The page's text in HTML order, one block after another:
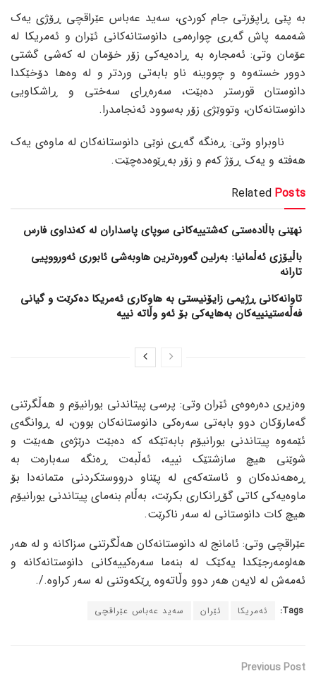
بە پێی ڕاپۆرتی جام کوردی، سەید عەباس عێراقچی ڕۆژی یەک
شەممە پاش گەڕی چوارەمی دانوستانەکانی ئێران و ئەمریکا لە
عۆمان وتی: ئەمجارە بە ڕادەیەکی زۆر خۆمان لە کەشی گشتی
دوور خستەوە و چووینە ناو بابەتی وردتر و لە وەها دۆخێکدا
دانوستان قورستر دەبێت، سەرەڕای سەختی و ڕاشکاویی
دانوستانەکان، وتووێژی زۆر بەسوود ئەنجامدرا.
ناوبراو وتی: ڕەنگە گەڕی نوێی دانوستانەکان لە ماوەی یەک
هەفتە و یەک ڕۆژ کەم و زۆر بەڕێوەدەچێت.
Related Posts
نهێنی باڵادەستی کەشتییەکانی سوپای پاسداران لە کەنداوی فارس
باڵیۆزی ئەڵمانیا: بەرلین گەورەترین هاوبەشی ئابوری ئەورووپیی
تارانە
تاوانەکانی ڕژیمی زایۆنیستی بە هاوکاری ئەمریکا دەکرێت و گیانی
فەڵەستینییەکان بەهایەکی بۆ ئەو وڵاتە نییە
وەزیری دەرەوەی ئێران وتی: پرسی پیتاندنی یورانیۆم و هەڵگرتنی
گەمارۆکان دوو بابەتی سەرەکی دانوستانەکان بوون، لە ڕوانگەی
ئێمەوە پیتاندنی یورانیۆم بابەتێکە کە دەبێت درێژەی هەبێت و
شوێنی هیچ سازشتێک نییە، ئەڵبەت ڕەنگە سەبارەت بە
ڕەهەندەکان و ئاستەکەی لە پێناو درووستکردنی متمانەدا بۆ
ماوەیەکی کاتی گۆڕانکاری بکرێت، بەڵام بنەمای پیتاندنی یورانیۆم
هیچ کات دانوستانی لە سەر ناکرێت.
عێراقچی وتی: ئامانج لە دانوستانەکان هەڵگرتنی سزاکانە و لە هەر
هەلومەرجێکدا یەکێک لە بنەما سەرەکییەکانی دانوستانەکانە و
ئەمەش لە لایەن هەر دوو وڵاتەوە ڕێکەوتنی لە سەر کراوە./.
Tags: ئەمریکا ئێران سەید عەباس عێراقچی
Previous Post